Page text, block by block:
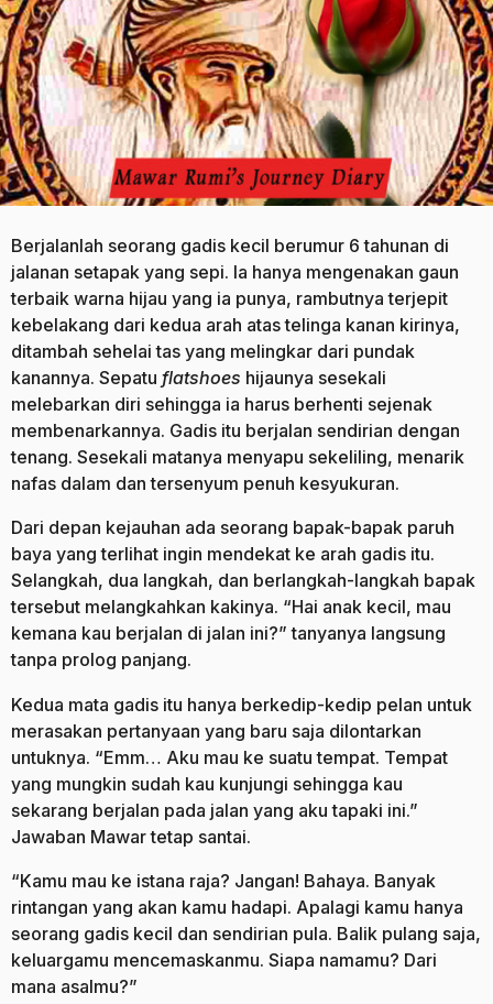
a
g
o
Berjalanlah seorang gadis kecil berumur 6 tahunan di
jalanan setapak yang sepi. Ia hanya mengenakan gaun
terbaik warna hijau yang ia punya, rambutnya terjepit
kebelakang dari kedua arah atas telinga kanan kirinya,
ditambah sehelai tas yang melingkar dari pundak
kanannya. Sepatu flatshoes hijaunya sesekali
melebarkan diri sehingga ia harus berhenti sejenak
membenarkannya. Gadis itu berjalan sendirian dengan
tenang. Sesekali matanya menyapu sekeliling, menarik
nafas dalam dan tersenyum penuh kesyukuran.
Dari depan kejauhan ada seorang bapak-bapak paruh
baya yang terlihat ingin mendekat ke arah gadis itu.
Selangkah, dua langkah, dan berlangkah-langkah bapak
tersebut melangkahkan kakinya. “Hai anak kecil, mau
kemana kau berjalan di jalan ini?” tanyanya langsung
tanpa prolog panjang.
Kedua mata gadis itu hanya berkedip-kedip pelan untuk
merasakan pertanyaan yang baru saja dilontarkan
untuknya. “Emm… Aku mau ke suatu tempat. Tempat
yang mungkin sudah kau kunjungi sehingga kau
sekarang berjalan pada jalan yang aku tapaki ini.”
Jawaban Mawar tetap santai.
“Kamu mau ke istana raja? Jangan! Bahaya. Banyak
rintangan yang akan kamu hadapi. Apalagi kamu hanya
seorang gadis kecil dan sendirian pula. Balik pulang saja,
keluargamu mencemaskanmu. Siapa namamu? Dari
mana asalmu?”